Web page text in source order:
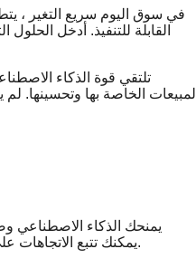
في سوق اليوم سريع التغير ،
القابلة للتنفيذ. أدخل
المبيعات الخاصة بها وتحسينها.
يمنحك الذكاء الاصطناعي
التقارير أو الاعتماد على التخمين. باستخدام SaleAI ، يمكنك تتبع الاتجاهات على الفور وتحليل ظروف السوق والتصرف بدقة.